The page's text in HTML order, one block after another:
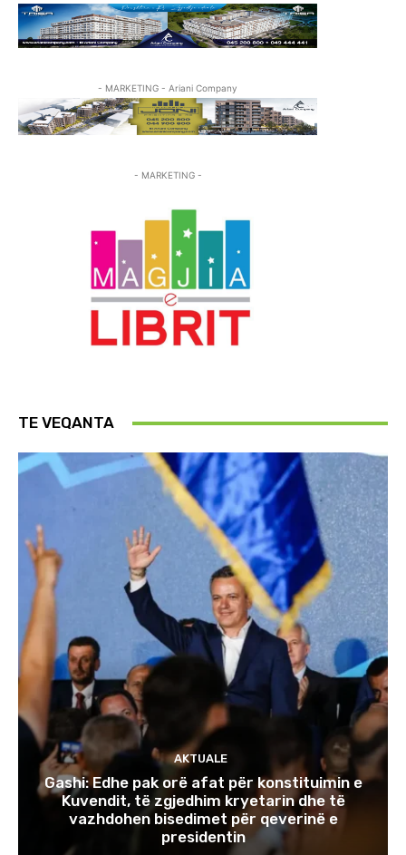
- MARKETING - Ariani Company
- MARKETING -
TE VEQANTA
AKTUALE
Gashi: Edhe pak orë afat për konstituimin e
Kuvendit, të zgjedhim kryetarin dhe të
vazhdohen bisedimet për qeverinë e
presidentin